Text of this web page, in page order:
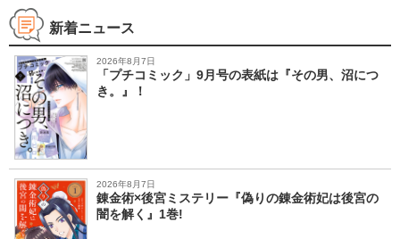
新着ニュース
2026年8月7日
「プチコミック」9月号の表紙は『その男、沼につ
き。』！
2026年8月7日
錬金術×後宮ミステリー『偽りの錬金術妃は後宮の
闇を解く』1巻!